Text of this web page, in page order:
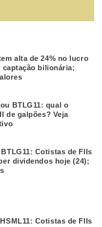
alta de 24% no lucro
captação bilionária;
BTLG11: qual o
de galpões? Veja
BTLG11: Cotistas de FIIs
dividendos hoje (24);
Cotistas de FIIs